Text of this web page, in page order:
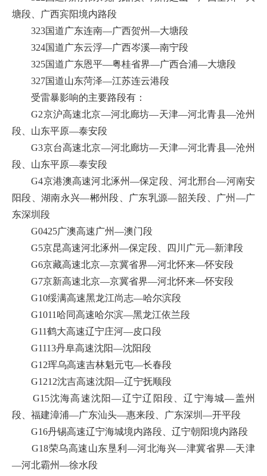
塘段、广西宾阳境内路段
323国道广东连南—广西贺州—大塘段
324国道广东云浮—广西岑溪—南宁段
325国道广东恩平—粤桂省界—广西合浦—大塘段
327国道山东菏泽—江苏连云港段
受雷暴影响的主要路段有：
G2京沪高速北京—河北廊坊—天津—河北青县—沧州
段、山东平原—泰安段
G3京台高速北京—河北廊坊—天津—河北青县—沧州
段、山东平原—泰安段
G4京港澳高速河北涿州—保定段、河北邢台—河南安
阳段、湖南永兴—郴州段、广东乳源—韶关段、广州—广
东深圳段
G0425广澳高速广州—澳门段
G5京昆高速河北涿州—保定段、四川广元—新津段
G6京藏高速北京—京冀省界—河北怀来—怀安段
G7京新高速北京—京冀省界—河北怀来—怀安段
G10绥满高速黑龙江尚志—哈尔滨段
G1011哈同高速哈尔滨—黑龙江依兰段
G11鹤大高速辽宁庄河—皮口段
G1113丹阜高速沈阳—沈阳段
G12珲乌高速吉林魁元屯—长春段
G1212沈吉高速沈阳—辽宁抚顺段
G15沈海高速沈阳—辽宁辽阳段、辽宁海城—盖州
段、福建漳浦—广东汕头—惠来段、广东深圳—开平段
G16丹锡高速辽宁海城境内路段、辽宁朝阳境内路段
G18荣乌高速山东垦利—河北海兴—津冀省界—天津
—河北霸州—徐水段